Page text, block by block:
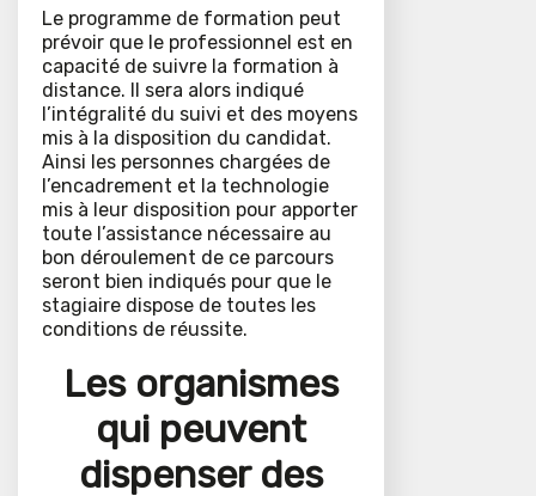
Le programme de formation peut
prévoir que le professionnel est en
capacité de suivre la formation à
distance. Il sera alors indiqué
l’intégralité du suivi et des moyens
mis à la disposition du candidat.
Ainsi les personnes chargées de
l’encadrement et la technologie
mis à leur disposition pour apporter
toute l’assistance nécessaire au
bon déroulement de ce parcours
seront bien indiqués pour que le
stagiaire dispose de toutes les
conditions de réussite.
Les organismes
qui peuvent
dispenser des